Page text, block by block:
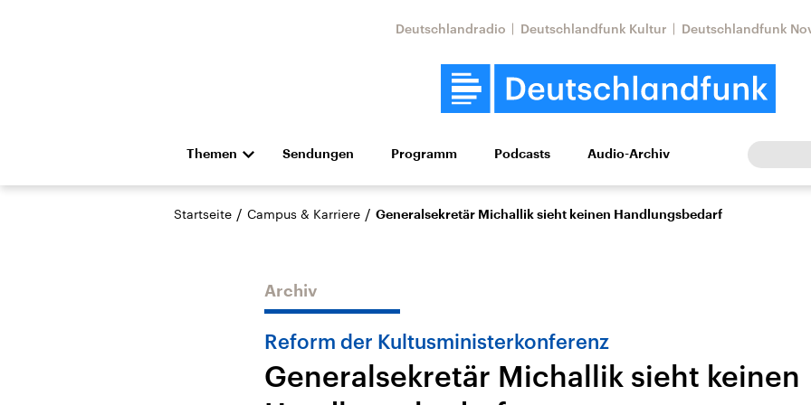
Deutschlandradio Deutschlandfunk Kultur Deutschlandfunk
Themen
Die Nachrichten Politik Wirtschaft Wissen Kultur Europa
Hörspiel und Feature Musik
Nahostkonflikt
Iran
Faktenchecks
Sendungen Programm Podcasts Audio-Archiv
Startseite / Campus & Karriere / Generalsekretär Michallik sieht keinen Handlungsbedarf
Archiv
Reform der Kultusministerkonferenz
Generalsekretär Michallik sieht keinen